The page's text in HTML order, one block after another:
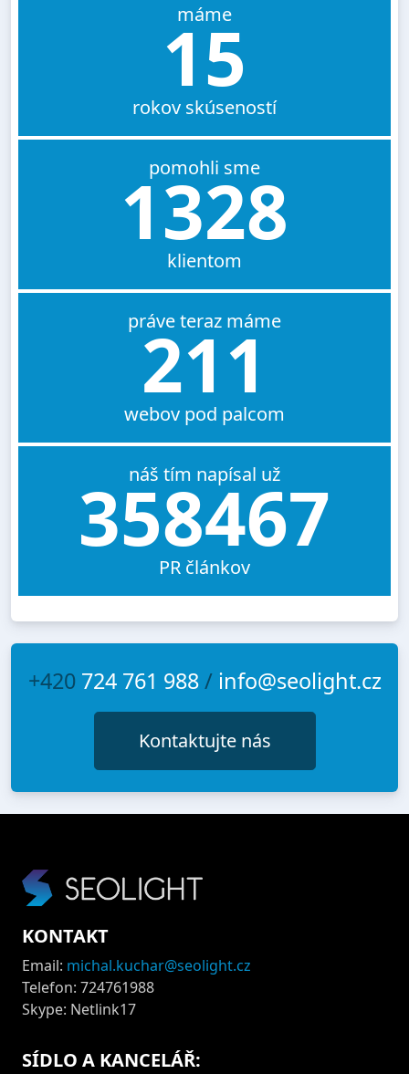
máme
15
rokov skúseností
pomohli sme
1328
klientom
práve teraz máme
211
webov pod palcom
náš tím napísal už
358467
PR článkov
+420 724 761 988/ info@seolight.cz
Kontaktujte nás
KONTAKT
Email: michal.kuchar@seolight.cz
Telefon: 724761988
Skype: Netlink17
SÍDLO A KANCELÁŘ: